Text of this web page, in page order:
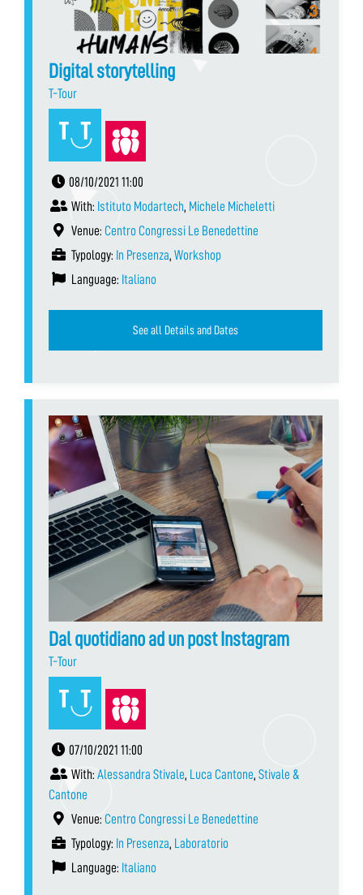
Digital storytelling
T-Tour
08/10/2021 11:00
With: Istituto Modartech, Michele Micheletti
Venue: Centro Congressi Le Benedettine
Typology: In Presenza, Workshop
Language: Italiano
See all Details and Dates
Dal quotidiano ad un post Instagram
T-Tour
07/10/2021 11:00
With: Alessandra Stivale, Luca Cantone, Stivale &
Cantone
Venue: Centro Congressi Le Benedettine
Typology: In Presenza, Laboratorio
Language: Italiano